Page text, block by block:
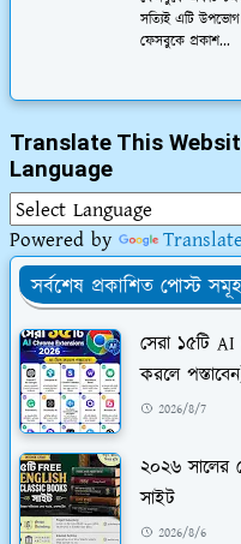
সত্যিই এটি
ফেসবুকে প্রকাশ...
Translate This
Language
Powered by
Translate
সর্বশেষ প্রকাশিত পোস্ট সমূহ
সেরা ১৫টি
করলে
2026/8/7
২০২৬ সালের
সাইট
2026/8/6